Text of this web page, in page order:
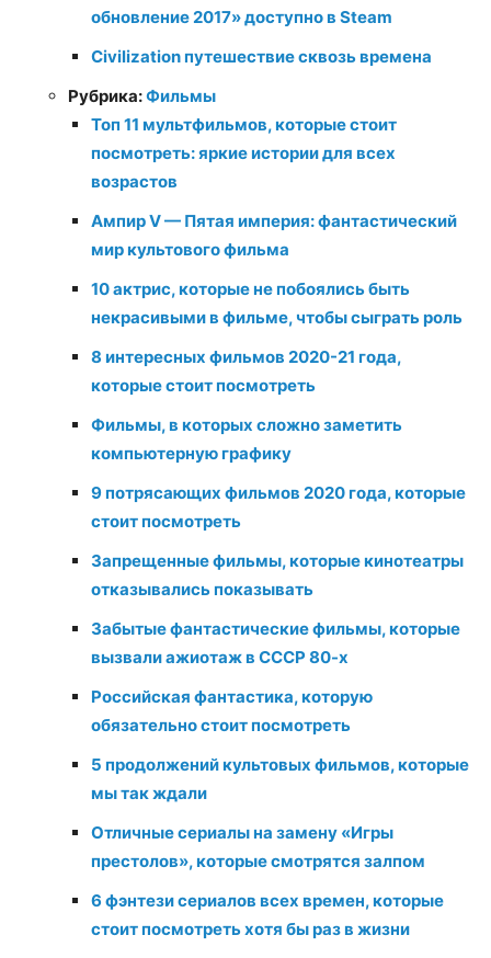
обновление 2017» доступно в Steam
Civilization путешествие сквозь времена
Рубрика:Фильмы
Топ 11 мультфильмов, которые стоит
посмотреть: яркие истории для всех
возрастов
Ампир V — Пятая империя: фантастический
мир культового фильма
10 актрис, которые не побоялись быть
некрасивыми в фильме, чтобы сыграть роль
8 интересных фильмов 2020-21 года,
которые стоит посмотреть
Фильмы, в которых сложно заметить
компьютерную графику
9 потрясающих фильмов 2020 года, которые
стоит посмотреть
Запрещенные фильмы, которые кинотеатры
отказывались показывать
Забытые фантастические фильмы, которые
вызвали ажиотаж в СССР 80-х
Российская фантастика, которую
обязательно стоит посмотреть
5 продолжений культовых фильмов, которые
мы так ждали
Отличные сериалы на замену «Игры
престолов», которые смотрятся залпом
6 фэнтези сериалов всех времен, которые
стоит посмотреть хотя бы раз в жизни